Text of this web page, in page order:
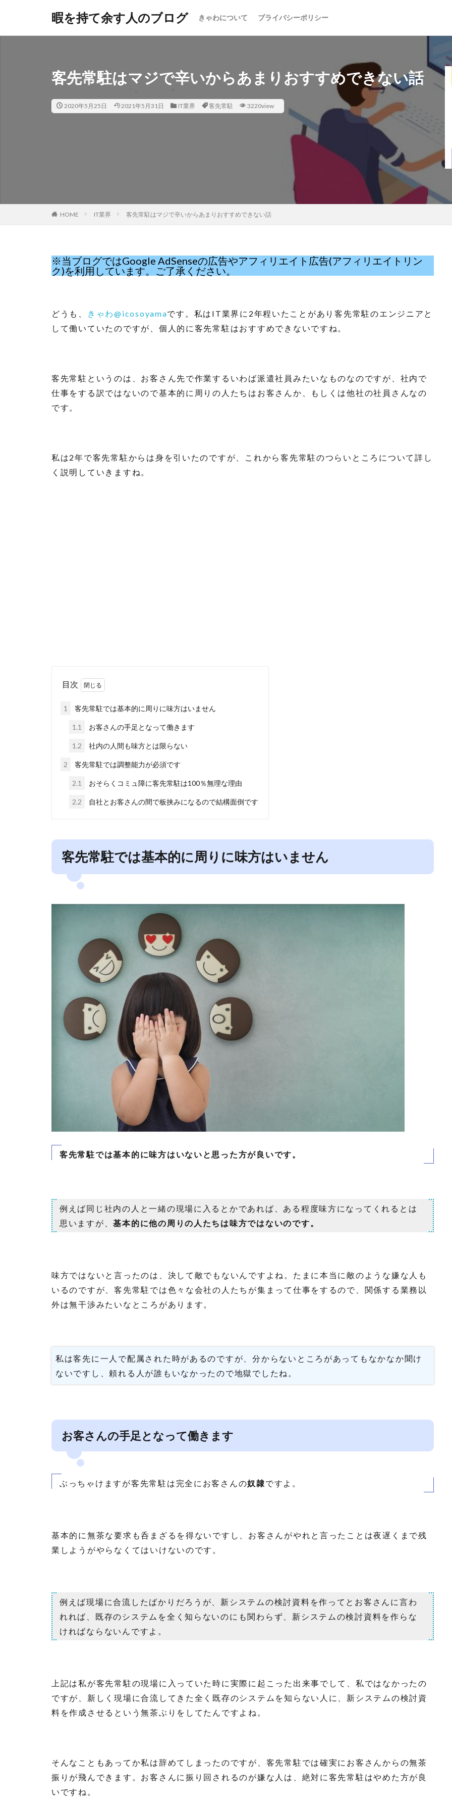
暇を持て余す人のブログ きゃわについて プライバシーポリシー
客先常駐はマジで辛いからあまりおすすめできない話
2020年5月25日 2021年5月31日 IT業界 客先常駐 3220view
HOME IT業界 客先常駐はマジで辛いからあまりおすすめできない話
※当ブログではGoogle AdSenseの広告やアフィリエイト広告(アフィリエイトリン
ク)を利用しています。ご了承ください。
どうも、 きゃわ@icosoyamaです。私はIT業界に2年程いたことがあり客先常駐のエンジニアと
して働いていたのですが、個人的に客先常駐はおすすめできないですね。
客先常駐というのは、お客さん先で作業するいわば派遣社員みたいなものなのですが、社内で
仕事をする訳ではないので基本的に周りの人たちはお客さんか、もしくは他社の社員さんなの
です。
私は2年で客先常駐からは身を引いたのですが、これから客先常駐のつらいところについて詳し
く説明していきますね。
目次
1 客先常駐では基本的に周りに味方はいません
1.1 お客さんの手足となって働きます
1.2 社内の人間も味方とは限らない
2 客先常駐では調整能力が必須です
2.1 おそらくコミュ障に客先常駐は100％無理な理由
2.2 自社とお客さんの間で板挟みになるので結構面倒です
客先常駐では基本的に周りに味方はいません
客先常駐では基本的に味方はいないと思った方が良いです。
例えば同じ社内の人と一緒の現場に入るとかであれば、ある程度味方になってくれるとは
思いますが、基本的に他の周りの人たちは味方ではないのです。
味方ではないと言ったのは、決して敵でもないんですよね。たまに本当に敵のような嫌な人も
いるのですが、客先常駐では色々な会社の人たちが集まって仕事をするので、関係する業務以
外は無干渉みたいなところがあります。
私は客先に一人で配属された時があるのですが、分からないところがあってもなかなか聞け
ないですし、頼れる人が誰もいなかったので地獄でしたね。
お客さんの手足となって働きます
ぶっちゃけますが客先常駐は完全にお客さんの奴隷ですよ。
基本的に無茶な要求も呑まざるを得ないですし、お客さんがやれと言ったことは夜遅くまで残
業しようがやらなくてはいけないのです。
例えば現場に合流したばかりだろうが、新システムの検討資料を作ってとお客さんに言わ
れれば、既存のシステムを全く知らないのにも関わらず、新システムの検討資料を作らな
ければならないんですよ。
上記は私が客先常駐の現場に入っていた時に実際に起こった出来事でして、私ではなかったの
ですが、新しく現場に合流してきた全く既存のシステムを知らない人に、新システムの検討資
料を作成させるという無茶ぶりをしてたんですよね。
そんなこともあってか私は辞めてしまったのですが、客先常駐では確実にお客さんからの無茶
振りが飛んできます。お客さんに振り回されるのが嫌な人は、絶対に客先常駐はやめた方が良
いですね。